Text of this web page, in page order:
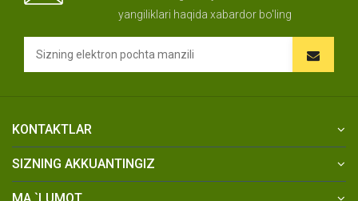
yangiliklari haqida xabardor bo'ling
KONTAKTLAR
SIZNING AKKUANTINGIZ
MA `LUMOT